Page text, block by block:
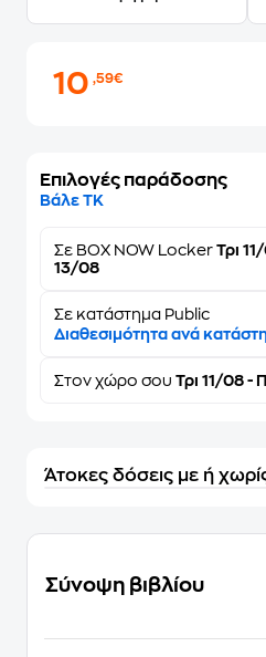
10,59€
Επιλογές παράδοσης
Βάλε ΤΚ
Σε BOX NOW Locker Τρι
13/08
Σε κατάστημα Public
Διαθεσιμότητα ανά
Στον χώρο σου Τρι 11/08 -
Άτοκες δόσεις με ή
Σύνοψη βιβλίου